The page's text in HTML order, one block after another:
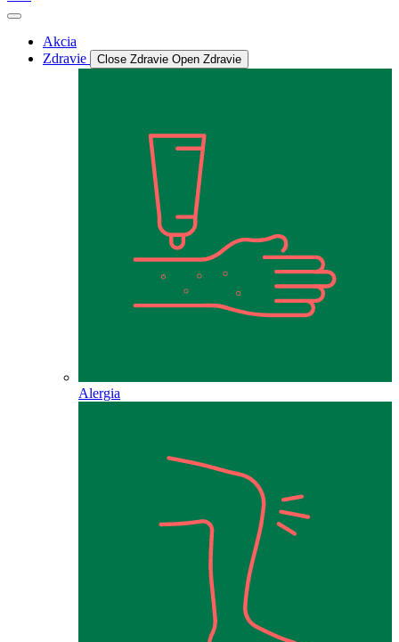
Akcia
Zdravie
Close Zdravie Open Zdravie
Alergia